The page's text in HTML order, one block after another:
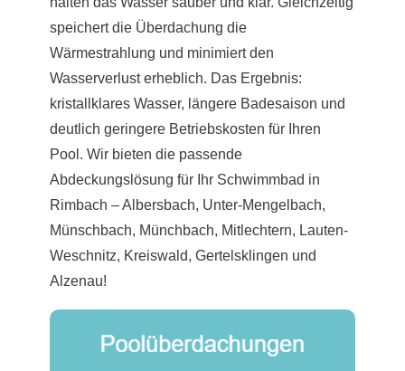
speichert die Überdachung die
Wärmestrahlung und minimiert den
Wasserverlust erheblich. Das Ergebnis:
kristallklares Wasser, längere Badesaison und
deutlich geringere Betriebskosten für Ihren
Pool. Wir bieten die passende
Abdeckungslösung für Ihr Schwimmbad in
Rimbach – Albersbach, Unter-Mengelbach,
Münschbach, Münchbach, Mitlechtern, Lauten-
Weschnitz, Kreiswald, Gertelsklingen und
Alzenau!